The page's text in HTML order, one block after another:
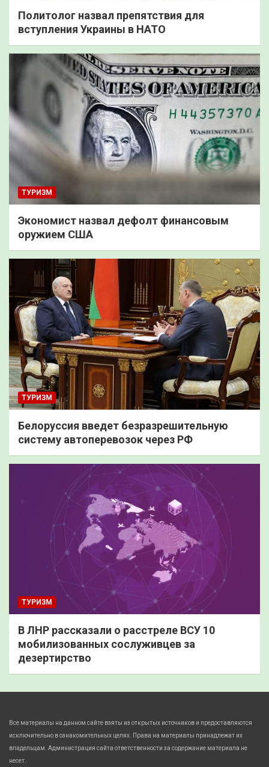
Политолог назвал препятствия для
вступления Украины в НАТО
ТУРИЗМ
Экономист назвал дефолт финансовым
оружием США
ТУРИЗМ
Белоруссия введет безразрешительную
систему автоперевозок через РФ
ТУРИЗМ
В ЛНР рассказали о расстреле ВСУ 10
мобилизованных сослуживцев за
дезертирство
Все материалы на данном сайте взяты из открытых источников и предоставляются
исключительно в ознакомительных целях. Права на материалы принадлежат их
владельцам. Администрация сайта ответственности за содержание материала не
несет.